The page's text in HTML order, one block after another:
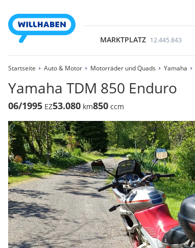
MARKTPLATZ 12.445.843
Startseite Auto & Motor Motorräder und Quads Yamaha
Yamaha TDM 850 Enduro
06/1995 EZ53.080 km850 ccm